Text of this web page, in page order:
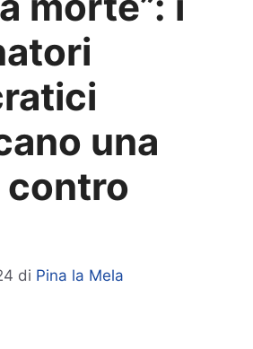
una
contro
di Pina la Mela